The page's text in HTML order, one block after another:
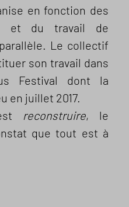
en fonction des
et du travail de
Le collectif
son travail dans
Festival dont la
en juillet 2017.
reconstruire, le
que tout est à